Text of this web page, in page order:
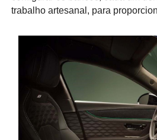
trabalho artesanal, para